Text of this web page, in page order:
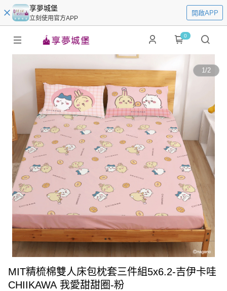
享夢城堡
立刻使用官方APP
開啟APP
0
1/2
MIT精梳棉雙人床包枕套三件組5x6.2-吉伊卡哇
CHIIKAWA 我愛甜甜圈-粉